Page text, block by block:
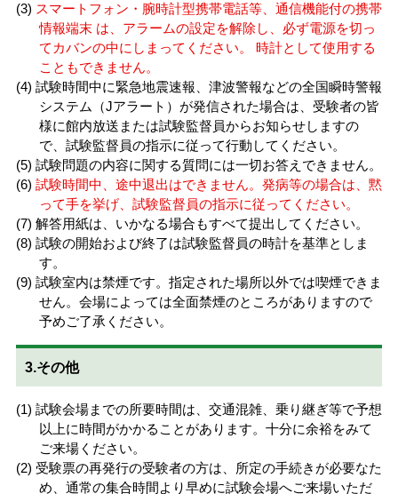
スマートフォン・腕時計型携帯電話等、通信機能付の携帯
情報端末 は、アラームの設定を解除し、必ず電源を切っ
てカバンの中にしまってください。 時計として使用する
こともできません。
試験時間中に緊急地震速報、津波警報などの全国瞬時警報
システム（Jアラート）が発信された場合は、受験者の皆
様に館内放送または試験監督員からお知らせしますの
で、試験監督員の指示に従って行動してください。
試験問題の内容に関する質問には一切お答えできません。
試験時間中、途中退出はできません。発病等の場合は、黙
って手を挙げ、試験監督員の指示に従ってください。
解答用紙は、いかなる場合もすべて提出してください。
試験の開始および終了は試験監督員の時計を基準としま
す。
試験室内は禁煙です。指定された場所以外では喫煙できま
せん。会場によっては全面禁煙のところがありますので
予めご了承ください。
3.その他
試験会場までの所要時間は、交通混雑、乗り継ぎ等で予想
以上に時間がかかることがあります。十分に余裕をみて
ご来場ください。
受験票の再発行の受験者の方は、所定の手続きが必要なた
め、通常の集合時間より早めに試験会場へご来場いただ